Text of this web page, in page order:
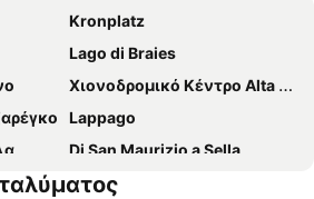
Kronplatz
Lago di Braies
Χιονοδρομικό Κέντρο Alta Badia
Lappago
Di San Maurizio a Sella
Bressanone a prima vista